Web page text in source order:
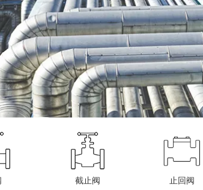
截止阀 止回阀